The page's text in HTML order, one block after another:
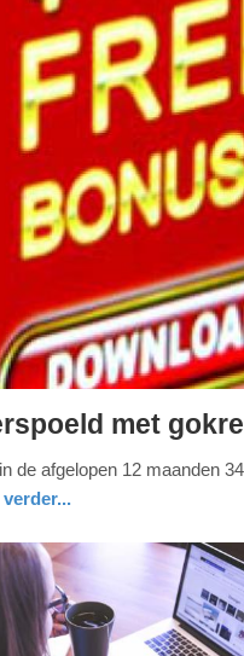
met
de afgelopen 12 maanden
verder...